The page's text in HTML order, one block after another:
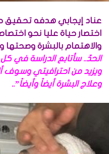
عناد إيجابي هدفه تحقيق
اختصار حياة عليا نحو
والاهتمام بالبشرة وصحتها
الحدّ.. سأتابع الدراسة في
ويزيد من احترافيتي وسوف
وعلاج البشرة أيضاً وأيضاً”..